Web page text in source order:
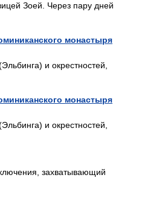
Зоей. Через пару дней
монастыря
и окрестностей,
монастыря
и окрестностей,
захватывающий